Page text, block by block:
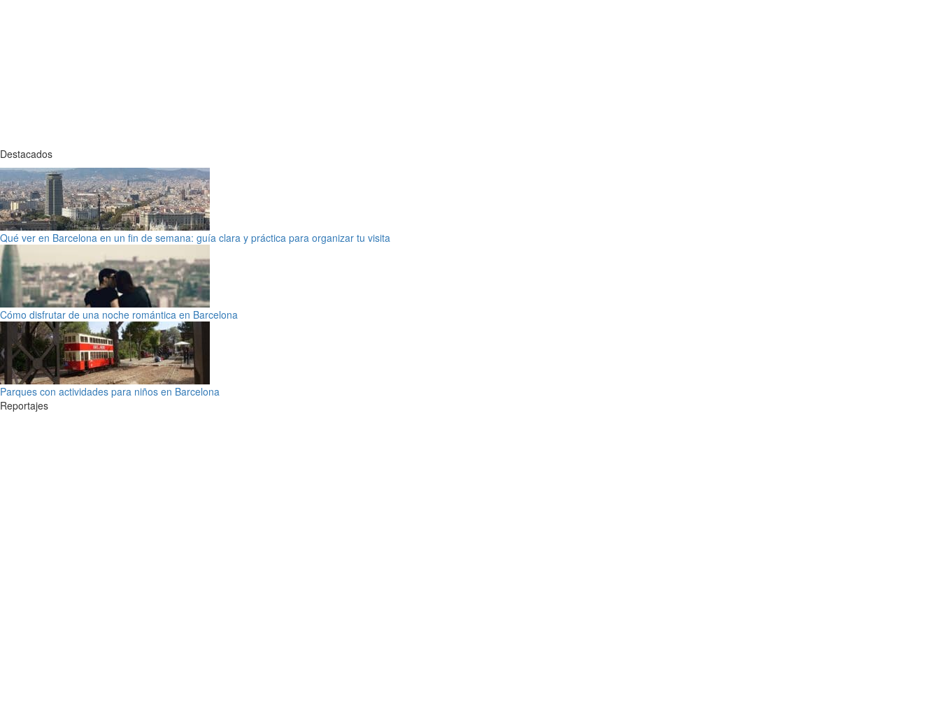
Destacados
Qué ver en Barcelona en un fin de semana: guía clara y práctica para organizar tu visita
Cómo disfrutar de una noche romántica en Barcelona
Parques con actividades para niños en Barcelona
Reportajes